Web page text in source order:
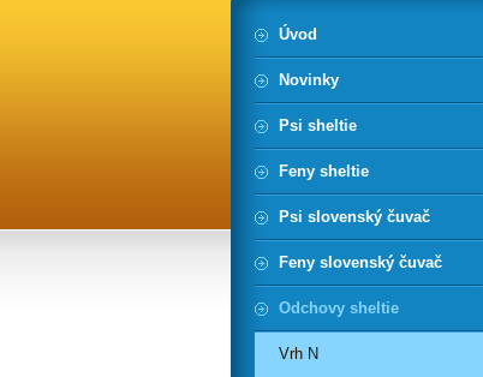
Úvod
Novinky
Psi sheltie
Feny sheltie
Psi slovenský čuvač
Feny slovenský čuvač
Odchovy sheltie
Vrh N